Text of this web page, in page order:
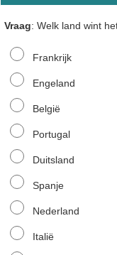
Vraag: Welk land wint
Frankrijk
Engeland
België
Portugal
Duitsland
Spanje
Nederland
Italië